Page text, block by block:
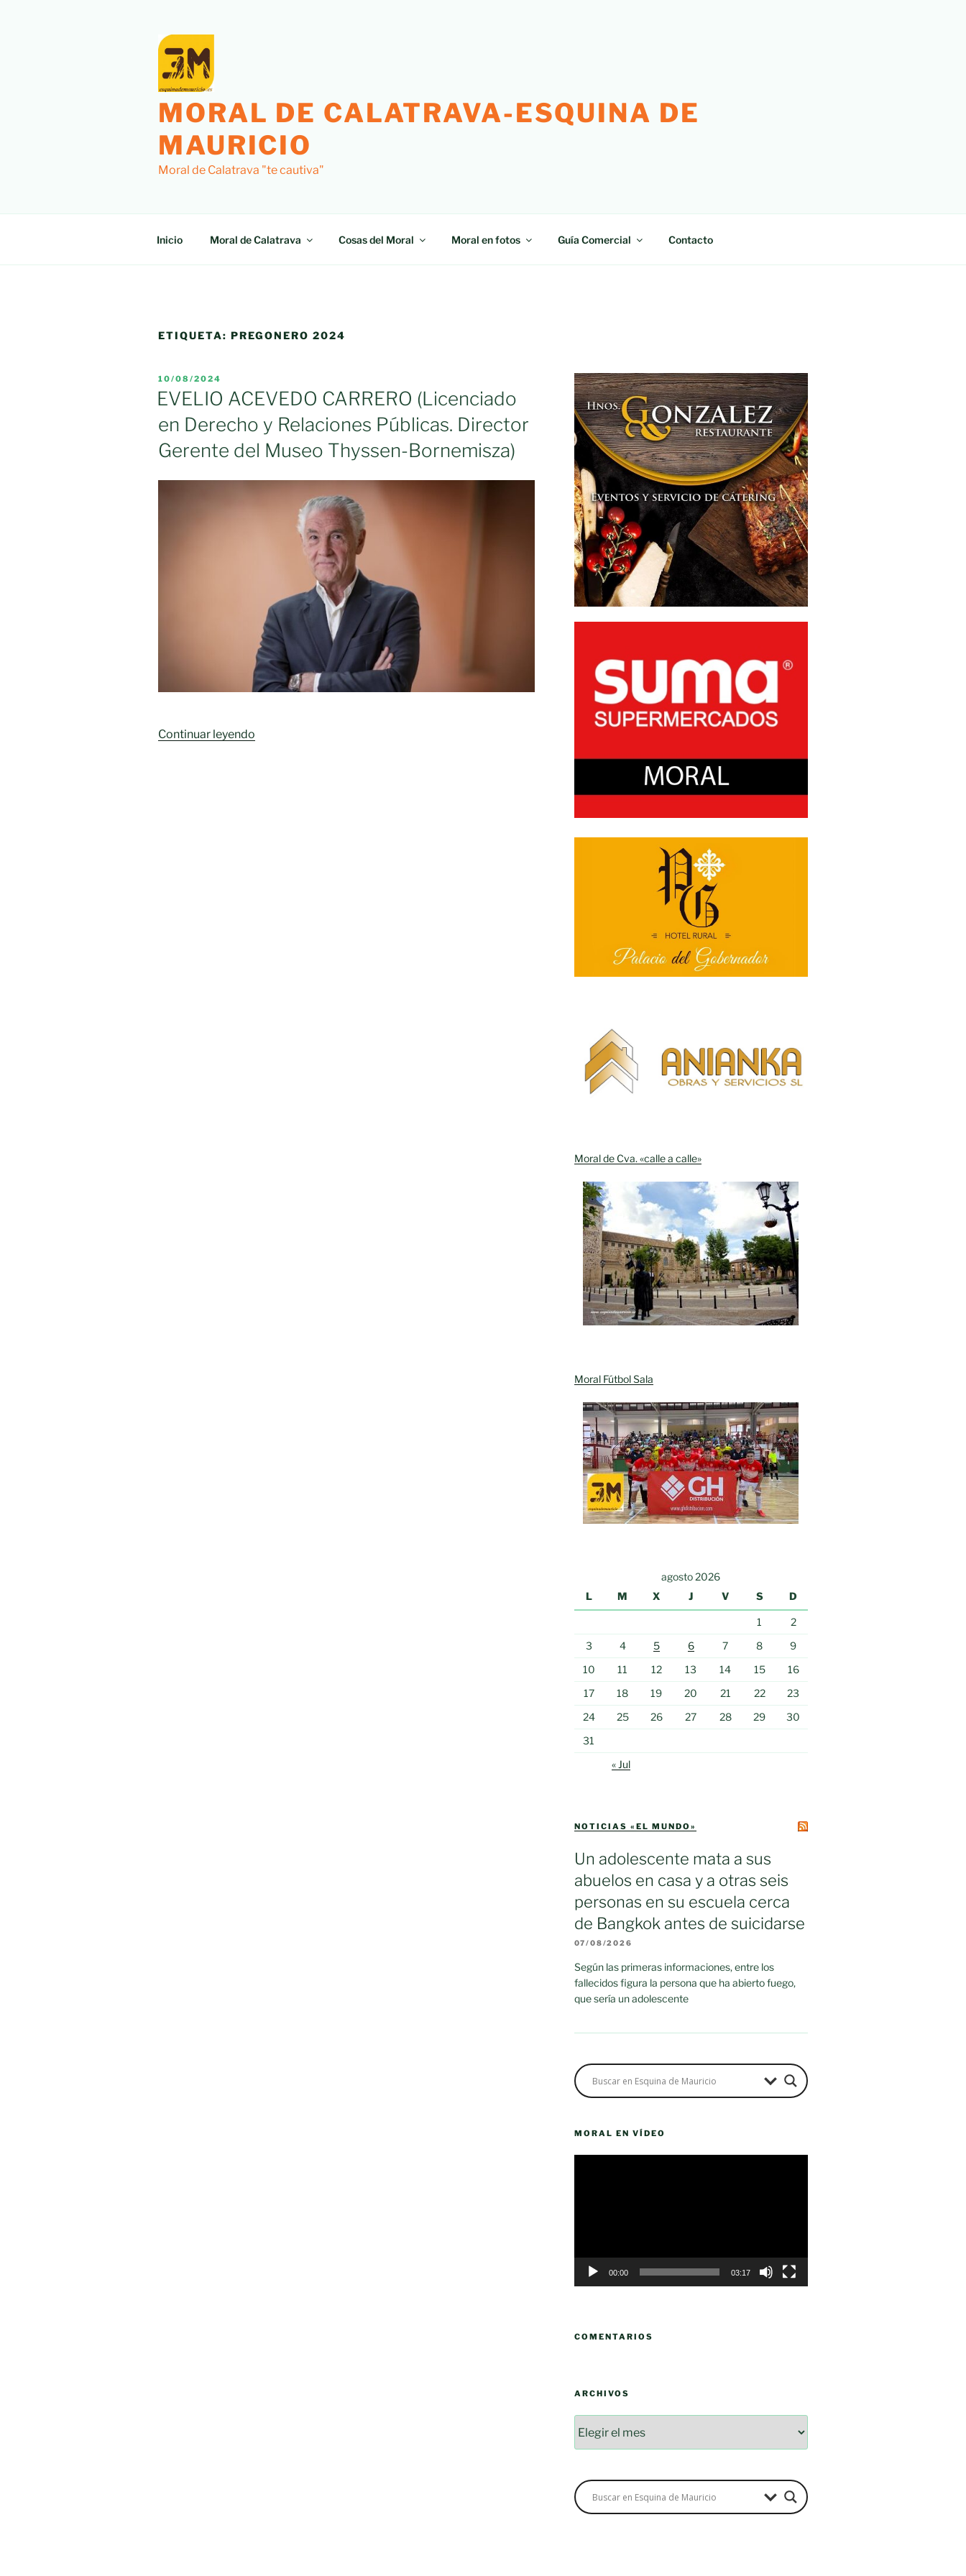
MORAL DE CALATRAVA-ESQUINA DE
MAURICIO
Moral de Calatrava "te cautiva"
Inicio Moral de Calatrava Cosas del Moral Moral en fotos Guía Comercial Contacto
ETIQUETA: PREGONERO 2024
PUBLICADO
EL
10/08/2024
EVELIO ACEVEDO CARRERO (Licenciado
en Derecho y Relaciones Públicas. Director
Gerente del Museo Thyssen-Bornemisza)
Continuar leyendo
Moral de Cva. «calle a calle»
Moral Fútbol Sala
agosto 2026
L
M X J V S D
1
2
3
4 5 6 7 8
9
10
11 12 13 14 15
16
17
18 19 20 21 22
23
24
25 26 27 28 29
30
31
« Jul
NOTICIAS «EL MUNDO»
Un adolescente mata a sus
abuelos en casa y a otras seis
personas en su escuela cerca
de Bangkok antes de suicidarse
07/08/2026
Según las primeras informaciones, entre los
fallecidos figura la persona que ha abierto fuego,
que sería un adolescente
MORAL EN VÍDEO
00:00 03:17
COMENTARIOS
ARCHIVOS